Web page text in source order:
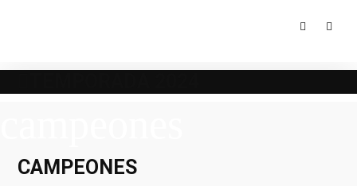
CAMPEONES